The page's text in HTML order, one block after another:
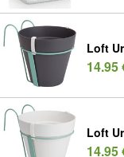
Loft
14.95
Loft
14.95